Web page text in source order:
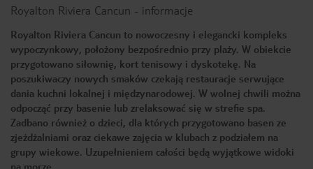
Royalton Riviera Cancun - informacje
Royalton Riviera Cancun to nowoczesny i elegancki kompleks
wypoczynkowy, położony bezpośrednio przy plaży. W obiekcie
przygotowano siłownię, kort tenisowy i dyskotekę. Na
poszukiwaczy nowych smaków czekają restauracje serwujące
dania kuchni lokalnej i międzynarodowej. W wolnej chwili można
odpocząć przy basenie lub zrelaksować się w strefie spa.
Zadbano również o dzieci, dla których przygotowano basen ze
zjeżdżalniami oraz ciekawe zajęcia w klubach z podziałem na
grupy wiekowe. Uzupełnieniem całości będą wyjątkowe widoki
na morze.